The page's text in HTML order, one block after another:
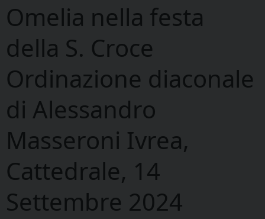
Omelia nella festa
della S. Croce
Ordinazione diaconale
di Alessandro
Masseroni Ivrea,
Cattedrale, 14
Settembre 2024